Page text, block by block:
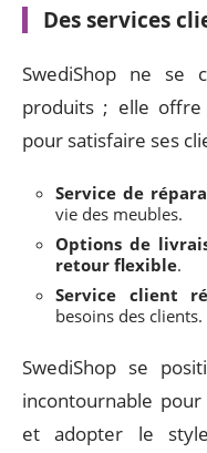
Des services
SwediShop ne se
produits ; elle offre
pour satisfaire ses
Service de
vie des meubles.
Options de
retour flexible.
Service client
besoins des clients.
SwediShop se
incontournable
et adopter le